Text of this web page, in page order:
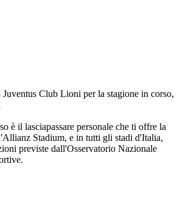
Juventus Club Lioni per la stagione in corso,
è il lasciapassare personale che ti offre la
Stadium, e in tutti gli stadi d'Italia,
previste dall'Osservatorio Nazionale